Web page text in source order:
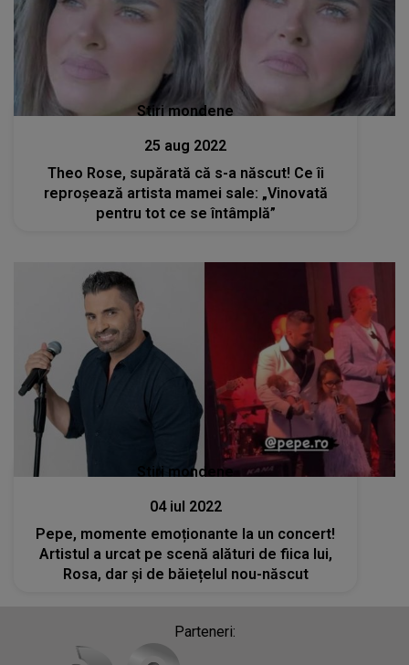
Stiri mondene
25 aug 2022
Theo Rose, supărată că s-a născut! Ce îi
reproșează artista mamei sale: „Vinovată
pentru tot ce se întâmplă”
Stiri mondene
04 iul 2022
Pepe, momente emoționante la un concert!
Artistul a urcat pe scenă alături de fiica lui,
Rosa, dar și de băiețelul nou-născut
Parteneri: